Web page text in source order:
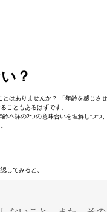
？
はありませんか？ 「年齢を感じさ
こともあるはずです。
不詳の2つの意味合いを理解しつつ
してみると、